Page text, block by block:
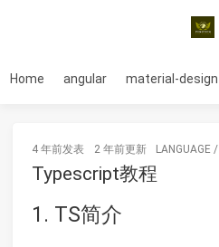
Home angular material-design
4 年前发表 2 年前更新 LANGUAGE /
Typescript教程
1. TS简介